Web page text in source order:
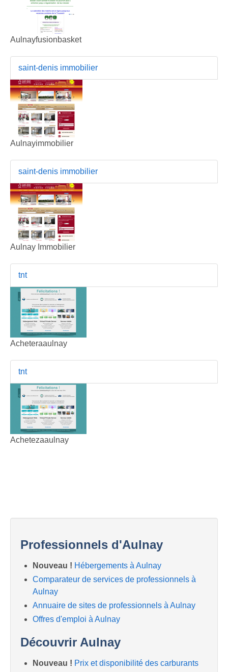
Aulnayfusionbasket
saint-denis immobilier
Aulnayimmobilier
saint-denis immobilier
Aulnay Immobilier
tnt
Acheteraaulnay
tnt
Achetezaaulnay
Professionnels d'Aulnay
Nouveau ! Hébergements à Aulnay
Comparateur de services de professionnels à
Aulnay
Annuaire de sites de professionnels à Aulnay
Offres d'emploi à Aulnay
Découvrir Aulnay
Nouveau ! Prix et disponibilité des carburants